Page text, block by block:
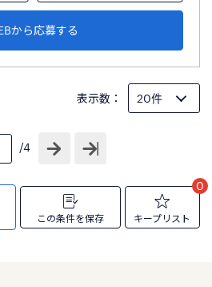
から応募する
表示数：
/4
この条件を保存
キープリスト
0